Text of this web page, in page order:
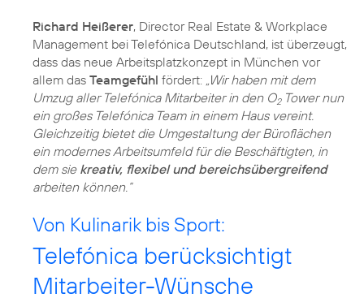
Richard Heißerer, Director Real Estate & Workplace
Management bei Telefónica Deutschland, ist überzeugt,
dass das neue Arbeitsplatzkonzept in München vor
allem das Teamgefühl fördert: „Wir haben mit dem
Umzug aller Telefónica Mitarbeiter in den O2Tower nun
ein großes Telefónica Team in einem Haus vereint.
Gleichzeitig bietet die Umgestaltung der Büroflächen
ein modernes Arbeitsumfeld für die Beschäftigten, in
dem sie kreativ, flexibel und bereichsübergreifend
arbeiten können.“
Von Kulinarik bis Sport:
Telefónica berücksichtigt
Mitarbeiter-Wünsche